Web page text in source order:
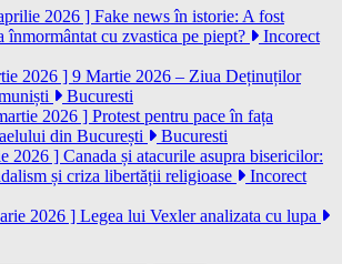
2026 ] Fake news în istorie: A fost
înmormântat cu zvastica pe piept?
Incorect
2026 ] 9 Martie 2026 – Ziua Deținuților
Bucuresti
2026 ] Protest pentru pace în fața
din București
Bucuresti
2026 ] Canada și atacurile asupra bisericilor:
și criza libertății religioase
Incorect
2026 ] Legea lui Vexler analizata cu lupa